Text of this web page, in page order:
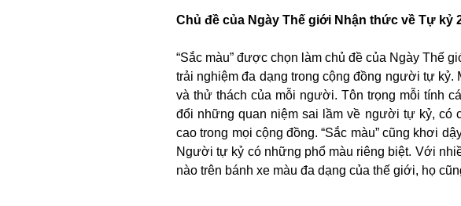
Chủ đề của Ngày Thế giới Nhận thức về Tự kỷ
“Sắc màu” được chọn làm chủ đề của Ngày Thế
trải nghiệm đa dạng trong cộng đồng người tự
và thử thách của mỗi người. Tôn trọng mỗi tính
đổi những quan niệm sai lầm về người tự kỷ, có
cao trong mọi cộng đồng. “Sắc màu” cũng khơi
Người tự kỷ có những phổ màu riêng biệt. Với
nào trên bánh xe màu đa dạng của thế giới, họ